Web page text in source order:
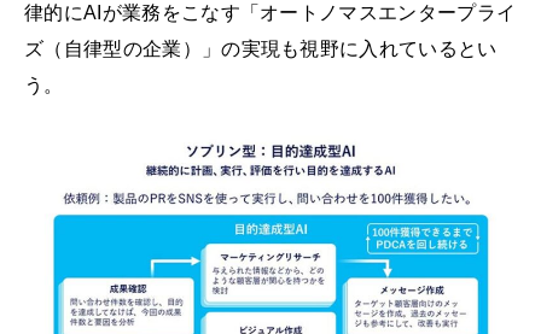
律的にAIが業務をこなす「オートノマスエンタープライ
ズ（自律型の企業）」の実現も視野に入れているとい
う。